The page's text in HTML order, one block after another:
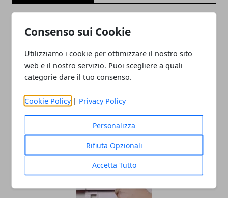
Consenso sui Cookie
Utilizziamo i cookie per ottimizzare il nostro sito
web e il nostro servizio. Puoi scegliere a quali
categorie dare il tuo consenso.
Cookie Policy | Privacy Policy
Personalizza
Rifiuta Opzionali
Accetta Tutto
Che cosa sono le bonifiche ambientali